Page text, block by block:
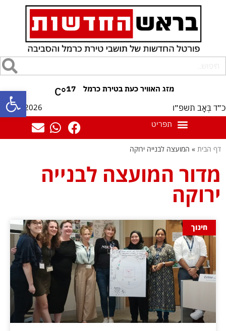
פתח 17
°C
כ״ד בְּאָב תשפ״ו 07/08/2026
דף הבית » המועצה לבנייה ירוקה
מדור המועצה לבנייה
ירוקה
חינוך